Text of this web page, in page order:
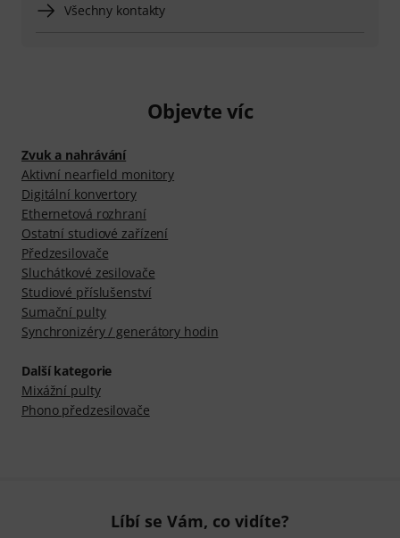
Všechny kontakty
Objevte víc
Zvuk a nahrávání
Aktivní nearfield monitory
Digitální konvertory
Ethernetová rozhraní
Ostatní studiové zařízení
Předzesilovače
Sluchátkové zesilovače
Studiové příslušenství
Sumační pulty
Synchronizéry / generátory hodin
Další kategorie
Mixážní pulty
Phono předzesilovače
Líbí se Vám, co vidíte?